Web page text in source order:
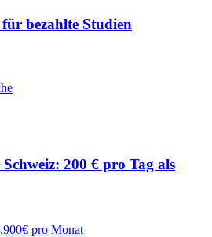
bezahlte Studien
200 € pro Tag als
pro Monat